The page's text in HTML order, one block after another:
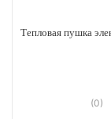
Тепловая пушка
(0)